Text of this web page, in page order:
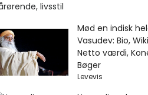
Mød en indisk
Vasudev: Bio,
Netto værdi,
Bøger
Levevis